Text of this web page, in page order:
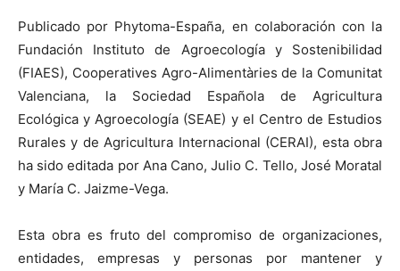
Publicado por Phytoma-España, en colaboración con la
Fundación Instituto de Agroecología y Sostenibilidad
(FIAES), Cooperatives Agro-Alimentàries de la Comunitat
Valenciana, la Sociedad Española de Agricultura
Ecológica y Agroecología (SEAE) y el Centro de Estudios
Rurales y de Agricultura Internacional (CERAI), esta obra
ha sido editada por Ana Cano, Julio C. Tello, José Moratal
y María C. Jaizme-Vega.
Esta obra es fruto del compromiso de organizaciones,
entidades, empresas y personas por mantener y